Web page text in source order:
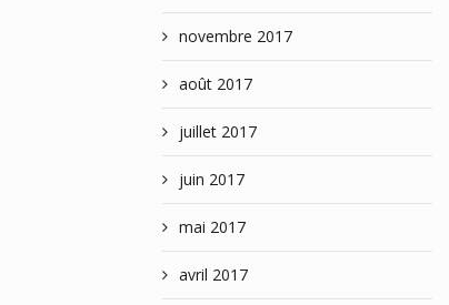
novembre 2017
août 2017
juillet 2017
juin 2017
mai 2017
avril 2017